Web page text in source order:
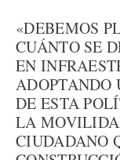
«DEBEMOS
CUÁNTO SE
EN
ADOPTANDO
DE ESTA
LA
CIUDADANO